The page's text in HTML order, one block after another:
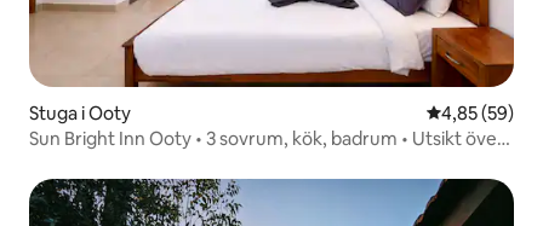
Stuga i Ooty 4,85 av 5 i
4,85 (59)
Sun Bright Inn Ooty • 3 sovrum, kök, badrum • Utsikt över